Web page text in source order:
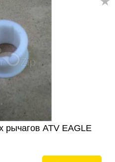
рычагов ATV EAGLE